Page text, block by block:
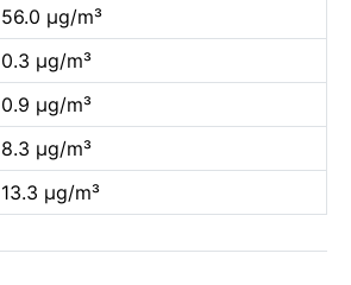
56.0 µg/m³
0.3 µg/m³
0.9 µg/m³
8.3 µg/m³
13.3 µg/m³